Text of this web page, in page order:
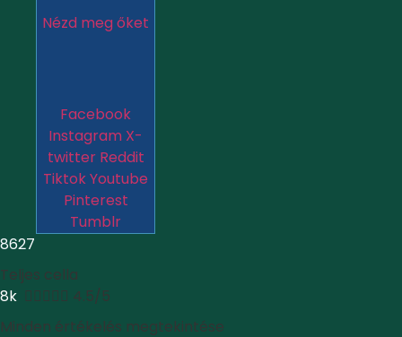
Nézd meg őket
Facebook
Instagram X-
twitter Reddit
TiktokYoutube
Pinterest
Tumblr
8627
Teljes cella
8k  4.5/5
Minden értékelés megtekintése